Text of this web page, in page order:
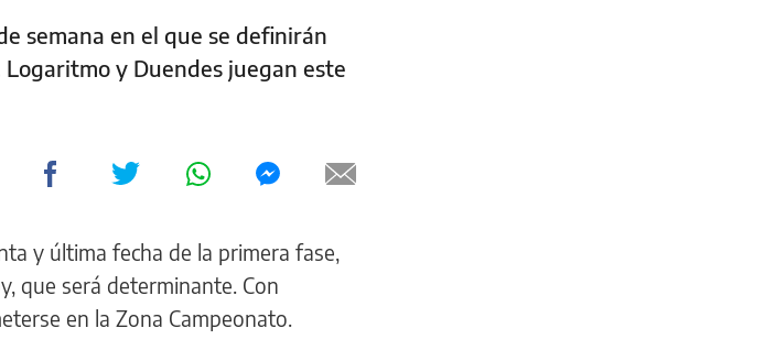
semana en el que se definirán
y Duendes juegan este
y última fecha de la primera fase,
que será determinante. Con
en la Zona Campeonato.